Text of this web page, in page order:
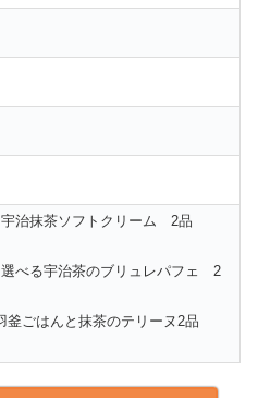
宇治抹茶ソフトクリーム 2品
選べる宇治茶のブリュレパフェ 2
釜ごはんと抹茶のテリーヌ2品